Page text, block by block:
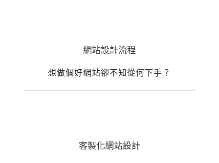
網站設計流程
想做個好網站卻不知從何下手？
客製化網站設計